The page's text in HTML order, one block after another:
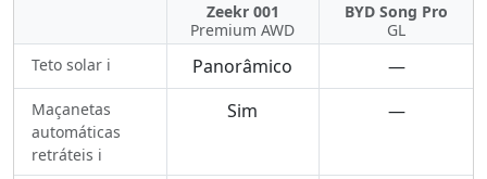
Zeekr 001
Premium AWD
BYD Song Pro
GL
Teto solar ℹ️
Panorâmico —
Maçanetas
automáticas
retráteis ℹ️
Sim —